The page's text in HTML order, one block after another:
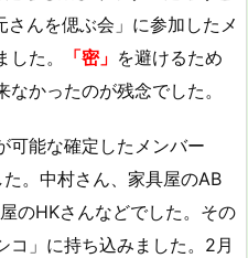
んを偲ぶ会」に参加したメ
た。
「密」 を避けるため
かったのが残念でした。
可能な確定したメンバー
。中村さん、家具屋のAB
のHKさんなどでした。その
コ」に持ち込みました。2月